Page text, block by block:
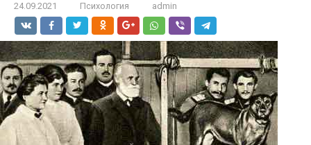
24.09.2021 Психология admin